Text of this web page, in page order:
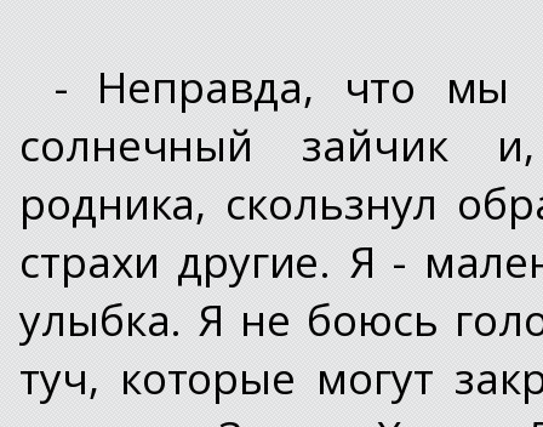
- Неправда, что мы
солнечный зайчик
родника, скользнул
страхи другие. Я -
улыбка. Я не боюсь
туч, которые могут